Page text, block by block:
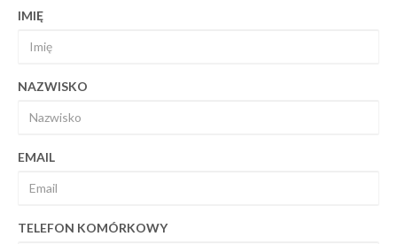
IMIĘ
NAZWISKO
EMAIL
TELEFON KOMÓRKOWY